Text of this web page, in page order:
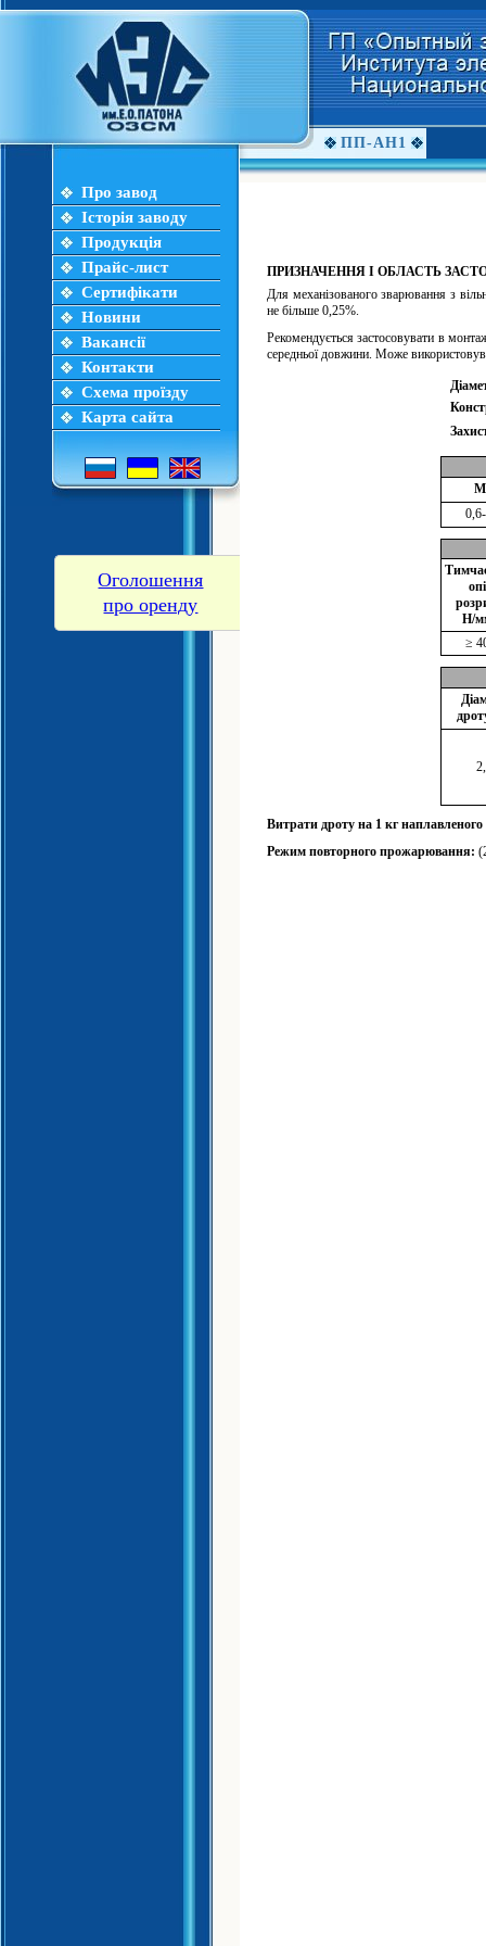
ПП-АН1
Про завод
Історія заводу
Продукція
Прайс-лист
Сертифікати
Новини
Вакансії
Контакти
Схема проїзду
Карта сайта
Оголошення
про оренду
ПРИЗНАЧЕННЯ І ОБЛАСТЬ
Для механізованого зварювання з
не більше 0,25%.
Рекомендується застосовувати в
середньої довжини. Може
Н/
≥
Витрати дроту на 1 кг
Режим повторного прожарювання: